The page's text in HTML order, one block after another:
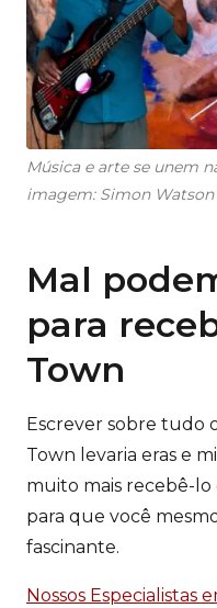
Música e arte se unem
imagem: Simon Watson
Mal
para
Town
Escrever sobre tudo
Town levaria eras e
muito mais recebê-lo
para que você
fascinante.
Nossos Especialistas